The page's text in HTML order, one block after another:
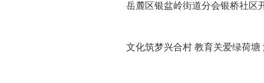
岳麓区银盆岭街道分会银桥社区
文化筑梦兴合村 教育关爱绿荷塘